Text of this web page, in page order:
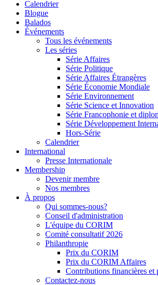
Calendrier
Blogue
Balados
Événements
Tous les événements
Les séries
Série Affaires
Série Politique
Série Affaires Étrangères
Série Économie Mondiale
Série Environnement
Série Science et Innovation
Série Francophonie et
Série Développement
Hors-Série
Calendrier
International
Presse Internationale
Membership
Devenir membre
Nos membres
À propos
Qui sommes-nous?
Conseil d'administration
L'équipe du CORIM
Comité consultatif 2026
Philanthropie
Prix du CORIM
Prix du CORIM Affaires
Contributions financières et
Contactez-nous